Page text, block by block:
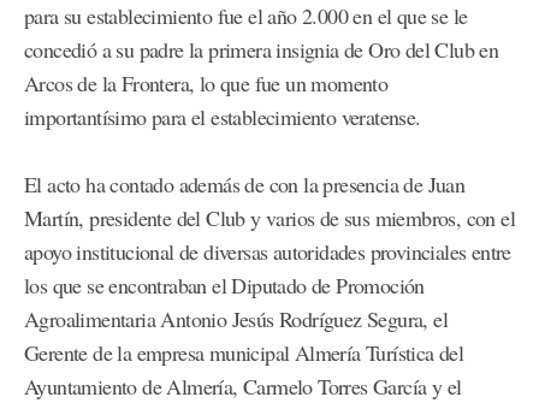
para su establecimiento fue el año 2.000 en el que se le
concedió a su padre la primera insignia de Oro del Club en
Arcos de la Frontera, lo que fue un momento
importantísimo para el establecimiento veratense.
El acto ha contado además de con la presencia de Juan
Martín, presidente del Club y varios de sus miembros, con el
apoyo institucional de diversas autoridades provinciales entre
los que se encontraban el Diputado de Promoción
Agroalimentaria Antonio Jesús Rodríguez Segura, el
Gerente de la empresa municipal Almería Turística del
Ayuntamiento de Almería, Carmelo Torres García y el